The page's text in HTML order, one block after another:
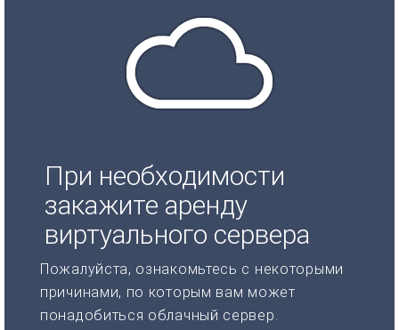
При необходимости
закажите аренду
виртуального сервера
Пожалуйста, ознакомьтесь с некоторыми
причинами, по которым вам может
понадобиться облачный сервер.